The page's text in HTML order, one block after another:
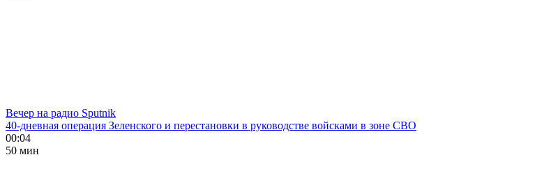
Вечер на радио Sputnik
40-дневная операция Зеленского и перестановки в руководстве войсками в зоне СВО
00:04
50 мин